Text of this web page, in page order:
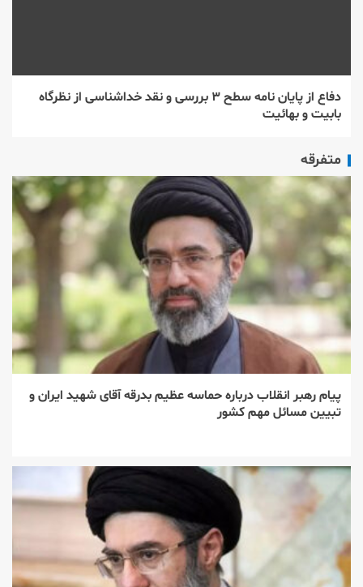
دفاع از پایان نامه سطح ۳ بررسی و نقد خداشناسی از نظرگاه
بابیت و بهائیت
متفرقه
پیام رهبر انقلاب درباره حماسه عظیم بدرقه آقای شهید ایران و
تبیین مسائل مهم کشور